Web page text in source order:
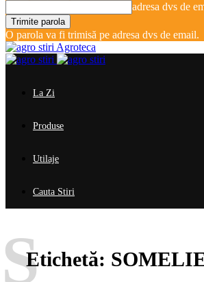
adresa dvs de
O parola va fi trimisă pe adresa dvs de email.
Agroteca
La Zi
Produse
Utilaje
Cauta Stiri
Etichetă:
S